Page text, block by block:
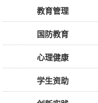
教育管理
国防教育
心理健康
学生资助